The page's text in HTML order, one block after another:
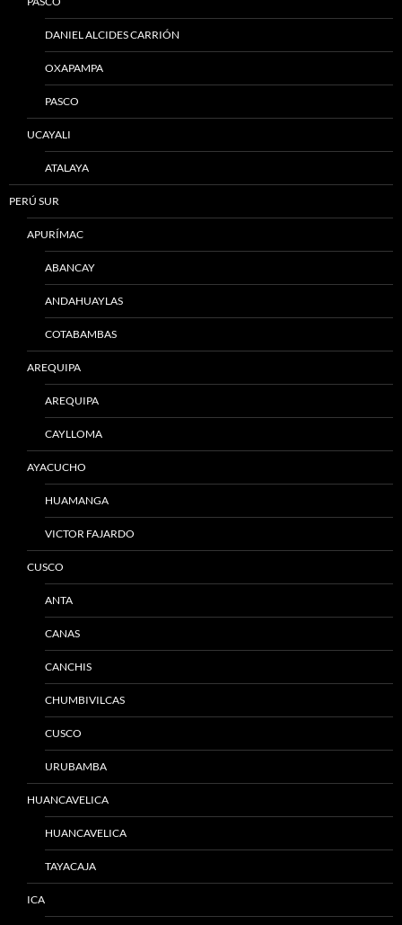
DANIEL ALCIDES CARRIÓN
OXAPAMPA
PASCO
UCAYALI
ATALAYA
PERÚ SUR
APURÍMAC
ABANCAY
ANDAHUAYLAS
COTABAMBAS
AREQUIPA
AREQUIPA
CAYLLOMA
AYACUCHO
HUAMANGA
VICTOR FAJARDO
CUSCO
ANTA
CANAS
CANCHIS
CHUMBIVILCAS
CUSCO
URUBAMBA
HUANCAVELICA
HUANCAVELICA
TAYACAJA
ICA